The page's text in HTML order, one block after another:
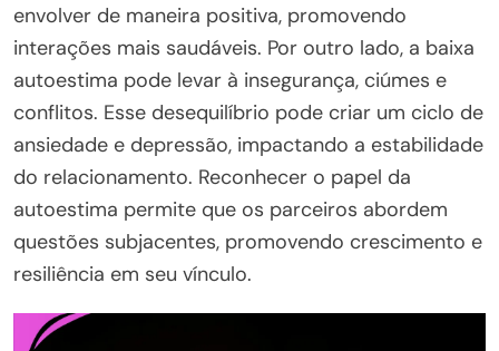
envolver de maneira positiva, promovendo
interações mais saudáveis. Por outro lado, a baixa
autoestima pode levar à insegurança, ciúmes e
conflitos. Esse desequilíbrio pode criar um ciclo de
ansiedade e depressão, impactando a estabilidade
do relacionamento. Reconhecer o papel da
autoestima permite que os parceiros abordem
questões subjacentes, promovendo crescimento e
resiliência em seu vínculo.